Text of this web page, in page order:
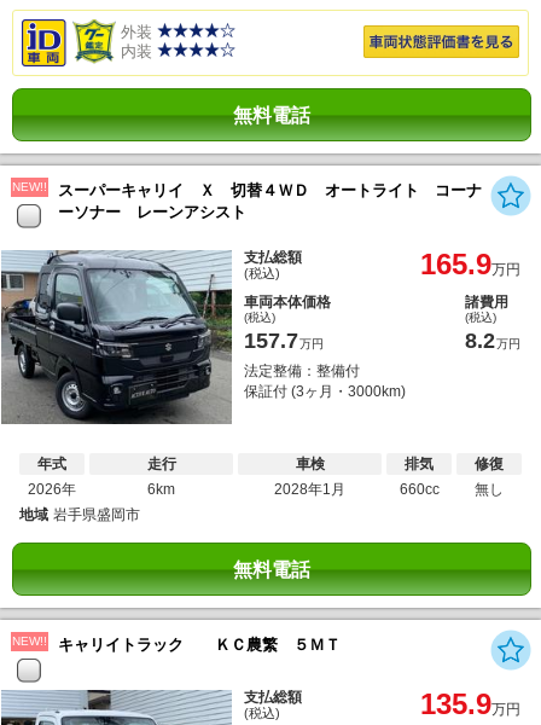
外装
内装
無料電話
NEW!!
スーパーキャリイ Ｘ 切替４ＷＤ オートライト コーナ
ーソナー レーンアシスト
支払総額
(税込) 165.9万円
車両本体価格
(税込)
157.7万円
諸費用
(税込)
8.2万円
法定整備：整備付
保証付 (3ヶ月・3000km)
年式
2026年
走行
6km
車検
2028年1月
排気
660cc
修復
無し
地域 岩手県盛岡市
無料電話
NEW!! キャリイトラック ＫＣ農繁 ５ＭＴ
支払総額
(税込) 135.9万円